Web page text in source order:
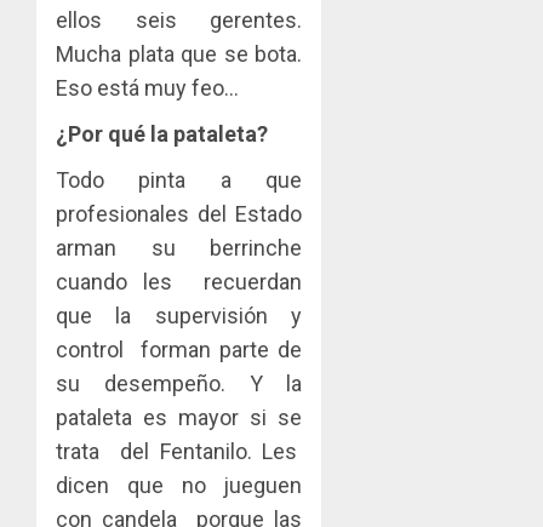
ellos seis gerentes.
Mucha plata que se bota.
Eso está muy feo…
¿Por qué la pataleta?
Todo pinta a que
profesionales del Estado
arman su berrinche
cuando les recuerdan
que la supervisión y
control forman parte de
su desempeño. Y la
pataleta es mayor si se
trata del Fentanilo. Les
dicen que no jueguen
con candela porque las